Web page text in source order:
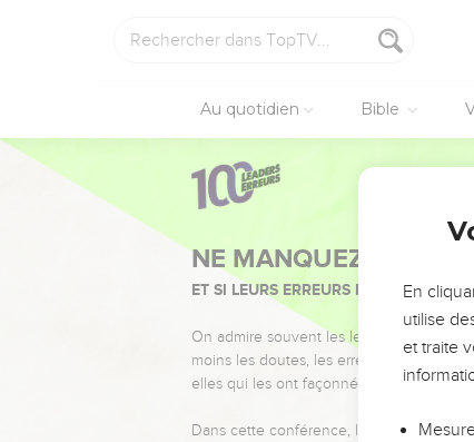
Au quotidien Bible
NE MANQUEZ PAS
ET SI LEURS ERREURS POUVAIENT
On admire souvent les leaders pour
moins les doutes, les erreurs et les
elles qui les ont façonnés.
Dans cette conférence, leaders,
En
utilise
et traite